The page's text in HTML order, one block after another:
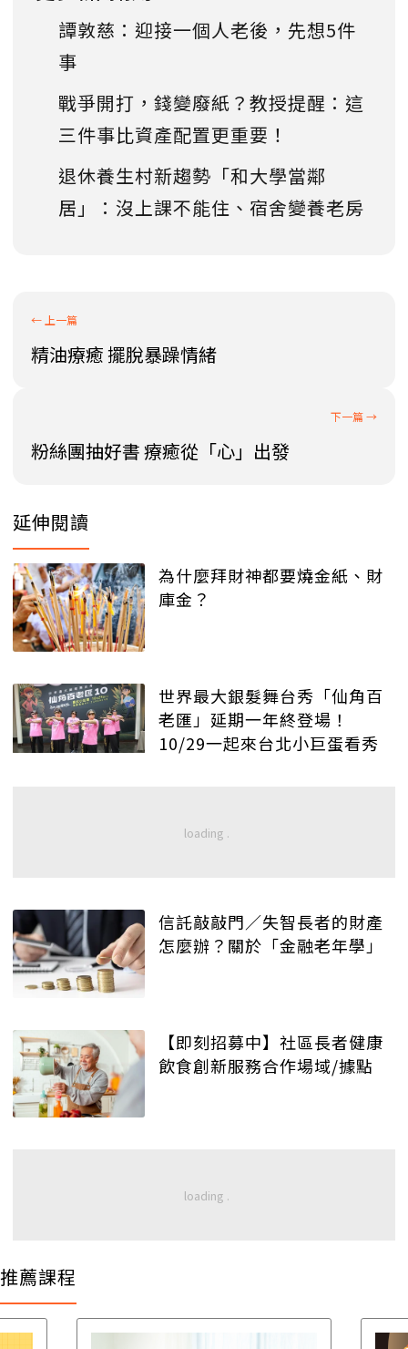
譚敦慈：迎接一個人老後，先想5件
事
戰爭開打，錢變廢紙？教授提醒：這
三件事比資產配置更重要！
退休養生村新趨勢「和大學當鄰
居」：沒上課不能住、宿舍變養老房
精油療癒 擺脫暴躁情緒
粉絲團抽好書 療癒從「心」出發
延伸閱讀
為什麼拜財神都要燒金紙、財
庫金？
世界最大銀髮舞台秀「仙角百
老匯」延期一年終登場！
10/29一起來台北小巨蛋看秀
信託敲敲門／失智長者的財產
怎麼辦？關於「金融老年學」
【即刻招募中】社區長者健康
飲食創新服務合作場域/據點
推薦課程